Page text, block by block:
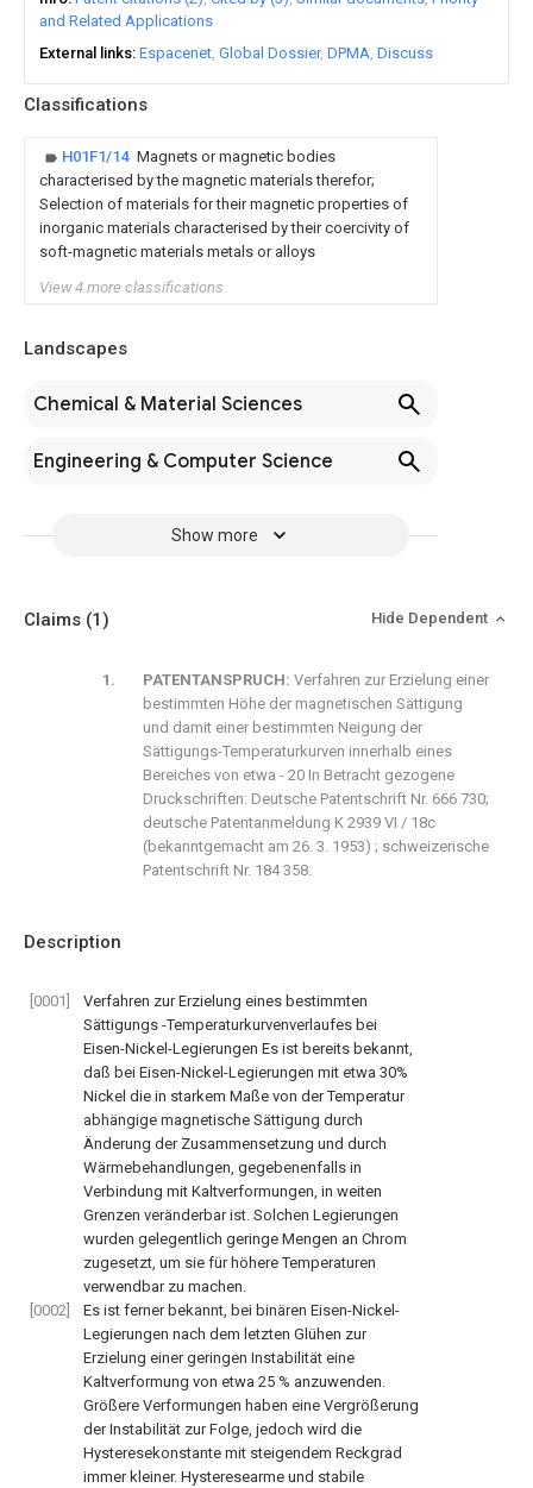
Classifications
H01F1/14 Magnets or magnetic bodies
characterised by the magnetic materials therefor;
Selection of materials for their magnetic properties of
inorganic materials characterised by their coercivity of
soft-magnetic materials metals or alloys
View 4 more classifications
Landscapes
Chemical & Material Sciences
Engineering & Computer Science
Show more
and Related Applications
External links Espacenet Global Dossier DPMA Discuss
Description
[0001]
Verfahren zur Erzielung eines bestimmten
Sättigungs -Temperaturkurvenverlaufes bei
Eisen-Nickel-Legierungen Es ist bereits bekannt,
daß bei Eisen-Nickel-Legierungen mit etwa 30%
Nickel die in starkem Maße von der Temperatur
abhängige magnetische Sättigung durch
Änderung der Zusammensetzung und durch
Wärmebehandlungen, gegebenenfalls in
Verbindung mit Kaltverformungen, in weiten
Grenzen veränderbar ist. Solchen Legierungen
wurden gelegentlich geringe Mengen an Chrom
zugesetzt, um sie für höhere Temperaturen
verwendbar zu machen.
[0002]
Es ist ferner bekannt, bei binären Eisen-Nickel-
Legierungen nach dem letzten Glühen zur
Erzielung einer geringen Instabilität eine
Kaltverformung von etwa 25 % anzuwenden.
Größere Verformungen haben eine Vergrößerung
der Instabilität zur Folge, jedoch wird die
Hysteresekonstante mit steigendem Reckgrad
immer kleiner. Hysteresearme und stabile
Claims (1) Hide Dependent
PATENTANSPRUCH: Verfahren zur Erzielung einer
bestimmten Höhe der magnetischen Sättigung
und damit einer bestimmten Neigung der
Sättigungs-Temperaturkurven innerhalb eines
Bereiches von etwa - 20 In Betracht gezogene
Druckschriften: Deutsche Patentschrift Nr. 666 730;
deutsche Patentanmeldung K 2939 VI / 18c
(bekanntgemacht am 26. 3. 1953) ; schweizerische
Patentschrift Nr. 184 358.